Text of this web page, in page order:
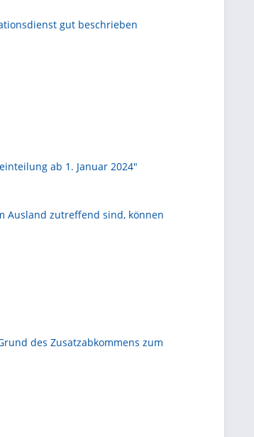
gut beschrieben
ab 1. Januar 2024"
Ausland zutreffend sind, können
des Zusatzabkommens zum